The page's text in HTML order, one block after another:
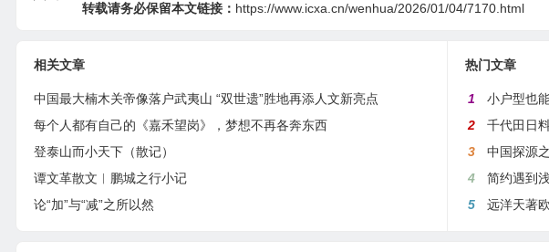
转载请务必保留本文链接： https://www.icxa.cn/wenhua/2026/01/04/7170.html
相关文章
中国最大楠木关帝像落户武夷山 “双世遗”胜地再添人文新亮点
每个人都有自己的《嘉禾望岗》，梦想不再各奔东西
登泰山而小天下（散记）
谭文革散文︱鹏城之行小记
论“加”与“减”之所以然
热门文章
1
小户型也
2
千代田日
3
中国探源
4
简约遇到
5
远洋天著